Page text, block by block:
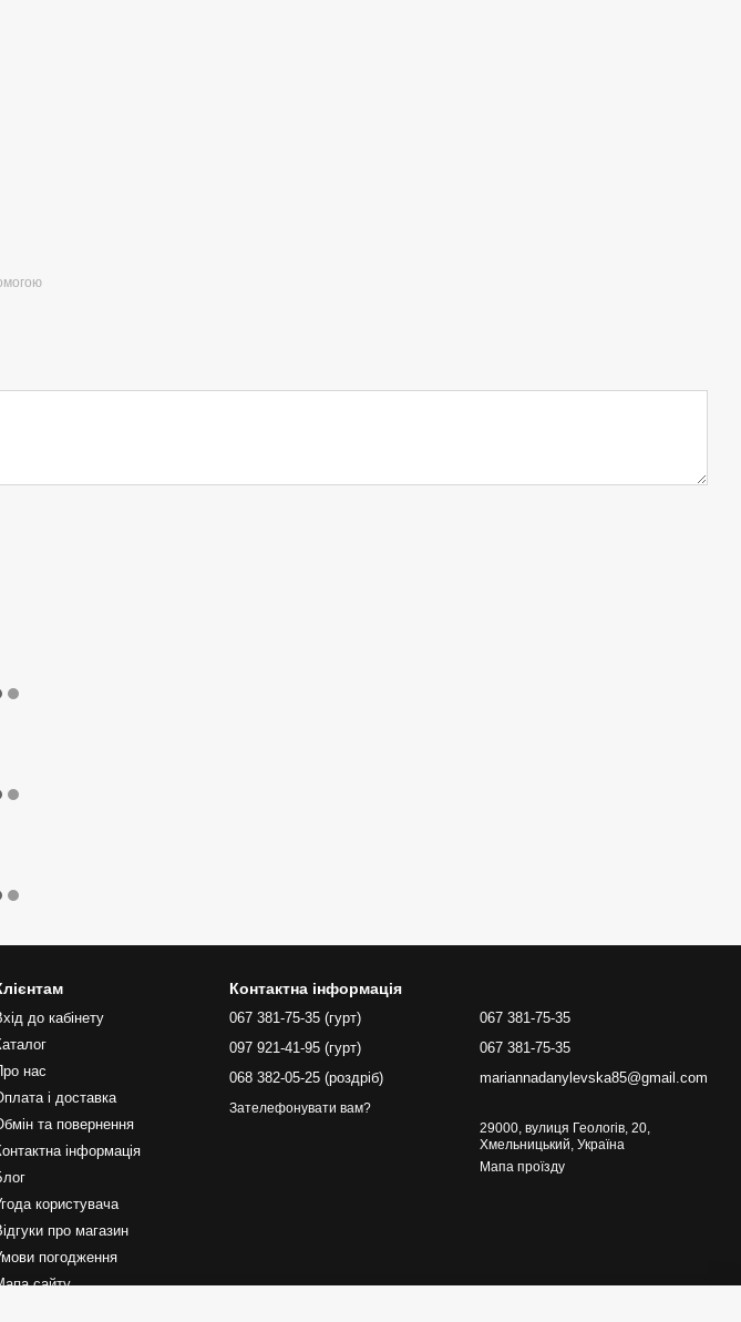
до кабінету
нас
і доставка
та повернення
інформація
користувача
про магазин
погодження
сайту
Контактна інформація
067 381-75-35 (гурт)
097 921-41-95 (гурт)
068 382-05-25 (роздріб)
Зателефонувати вам?
067 381-75-35
067 381-75-35
mariannadanylevska85@gmail.com
29000, вулиця Геологів, 20,
Хмельницький, Україна
Мапа проїзду